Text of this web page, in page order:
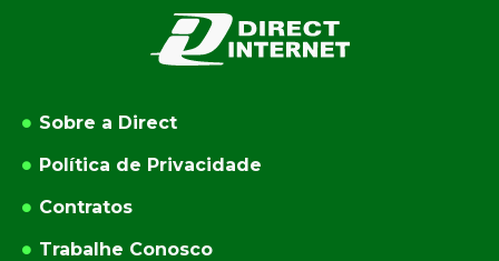
Sobre a Direct
Política de Privacidade
Contratos
Trabalhe Conosco